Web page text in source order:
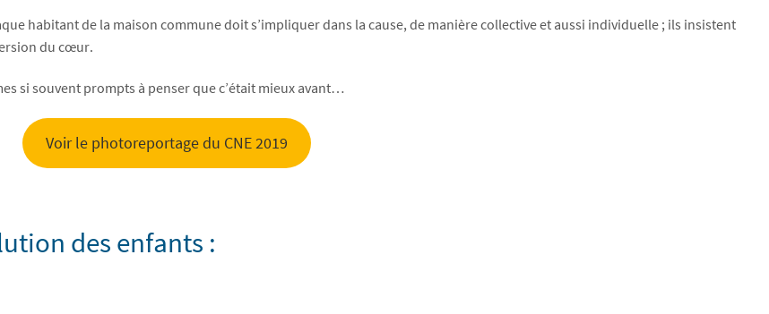
habitant de la maison commune doit s’impliquer dans la cause, de manière collective et aussi individuelle ; ils insistent
du cœur.
si souvent prompts à penser que c’était mieux avant…
Voir le photoreportage du CNE 2019
des enfants :